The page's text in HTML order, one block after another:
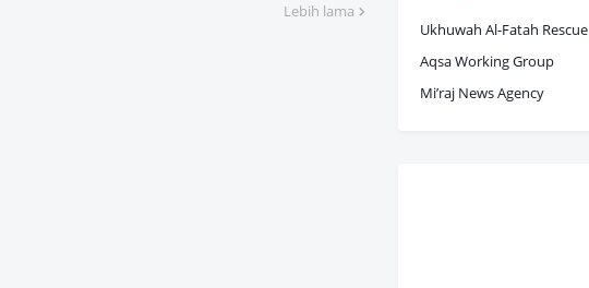
Lebih lama
Ukhuwah Al-Fatah Rescue
Aqsa Working Group
Mi’raj News Agency